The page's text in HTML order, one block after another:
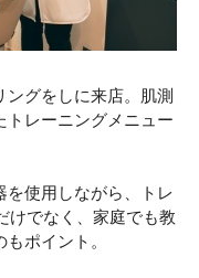
ングをしに来店。肌測
トレーニングメニュー
を使用しながら、トレ
けでなく、家庭でも教
ポイント。